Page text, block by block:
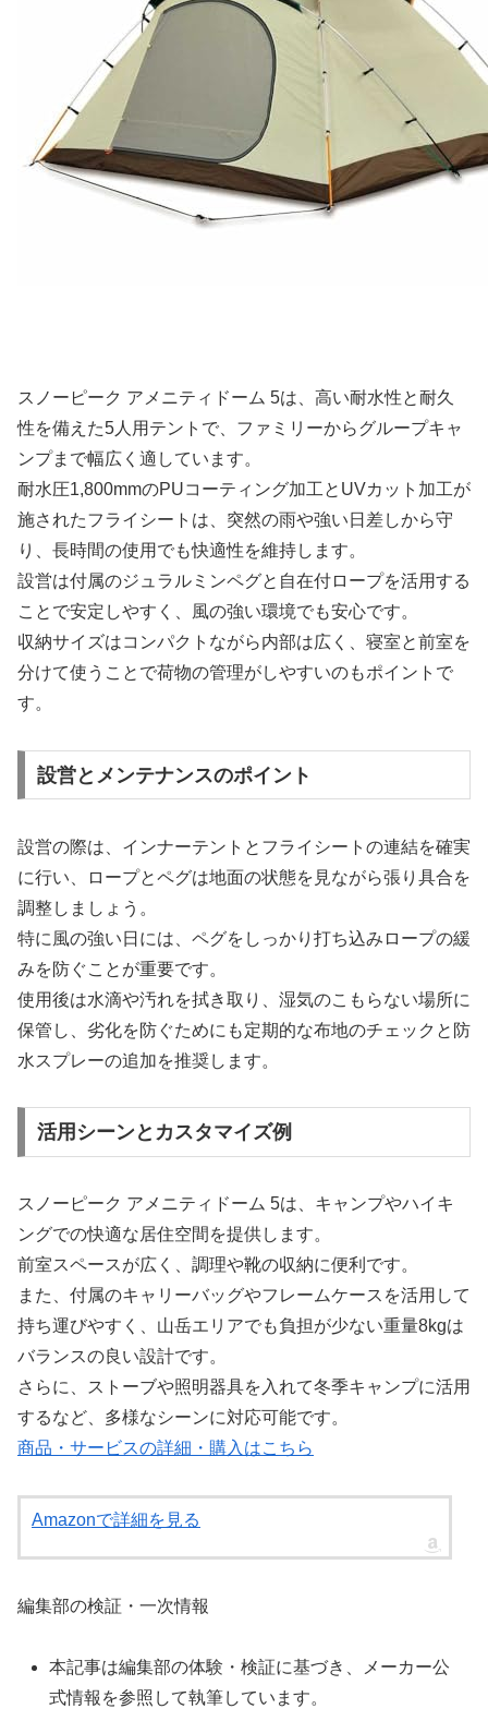
スノーピーク アメニティドーム 5は、高い耐水性と耐久
性を備えた5人用テントで、ファミリーからグループキャ
ンプまで幅広く適しています。
耐水圧1,800mmのPUコーティング加工とUVカット加工が
施されたフライシートは、突然の雨や強い日差しから守
り、長時間の使用でも快適性を維持します。
設営は付属のジュラルミンペグと自在付ロープを活用する
ことで安定しやすく、風の強い環境でも安心です。
収納サイズはコンパクトながら内部は広く、寝室と前室を
分けて使うことで荷物の管理がしやすいのもポイントで
す。
設営とメンテナンスのポイント
設営の際は、インナーテントとフライシートの連結を確実
に行い、ロープとペグは地面の状態を見ながら張り具合を
調整しましょう。
特に風の強い日には、ペグをしっかり打ち込みロープの緩
みを防ぐことが重要です。
使用後は水滴や汚れを拭き取り、湿気のこもらない場所に
保管し、劣化を防ぐためにも定期的な布地のチェックと防
水スプレーの追加を推奨します。
活用シーンとカスタマイズ例
スノーピーク アメニティドーム 5は、キャンプやハイキ
ングでの快適な居住空間を提供します。
前室スペースが広く、調理や靴の収納に便利です。
また、付属のキャリーバッグやフレームケースを活用して
持ち運びやすく、山岳エリアでも負担が少ない重量8kgは
バランスの良い設計です。
さらに、ストーブや照明器具を入れて冬季キャンプに活用
するなど、多様なシーンに対応可能です。
商品・サービスの詳細・購入はこちら
Amazonで詳細を見る
編集部の検証・一次情報
本記事は編集部の体験・検証に基づき、メーカー公
式情報を参照して執筆しています。